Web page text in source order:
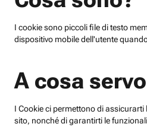
I cookie sono piccoli file di testo
dispositivo mobile dell'utente
A cosa
I Cookie ci permettono di
sito, nonché di garantirti le